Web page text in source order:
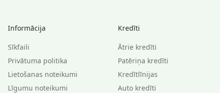
Informācija
Sīkfaili
Privātuma politika
Lietošanas noteikumi
Līgumu noteikumi
Kredīti
Ātrie kredīti
Patēriņa kredīti
Kredītlīnijas
Auto kredīti